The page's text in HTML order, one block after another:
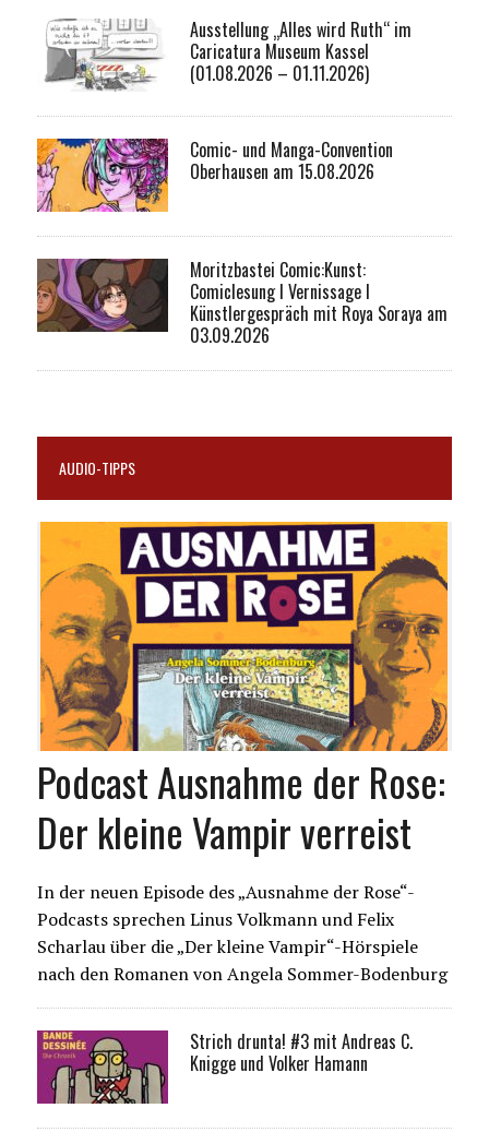
Ausstellung „Alles wird Ruth“ im
Caricatura Museum Kassel
(01.08.2026 – 01.11.2026)
Comic- und Manga-Convention
Oberhausen am 15.08.2026
Moritzbastei Comic:Kunst:
Comiclesung I Vernissage I
Künstlergespräch mit Roya Soraya am
03.09.2026
AUDIO-TIPPS
Podcast Ausnahme der Rose:
Der kleine Vampir verreist
In der neuen Episode des „Ausnahme der Rose“-
Podcasts sprechen Linus Volkmann und Felix
Scharlau über die „Der kleine Vampir“-Hörspiele
nach den Romanen von Angela Sommer-Bodenburg
Strich drunta! #3 mit Andreas C.
Knigge und Volker Hamann